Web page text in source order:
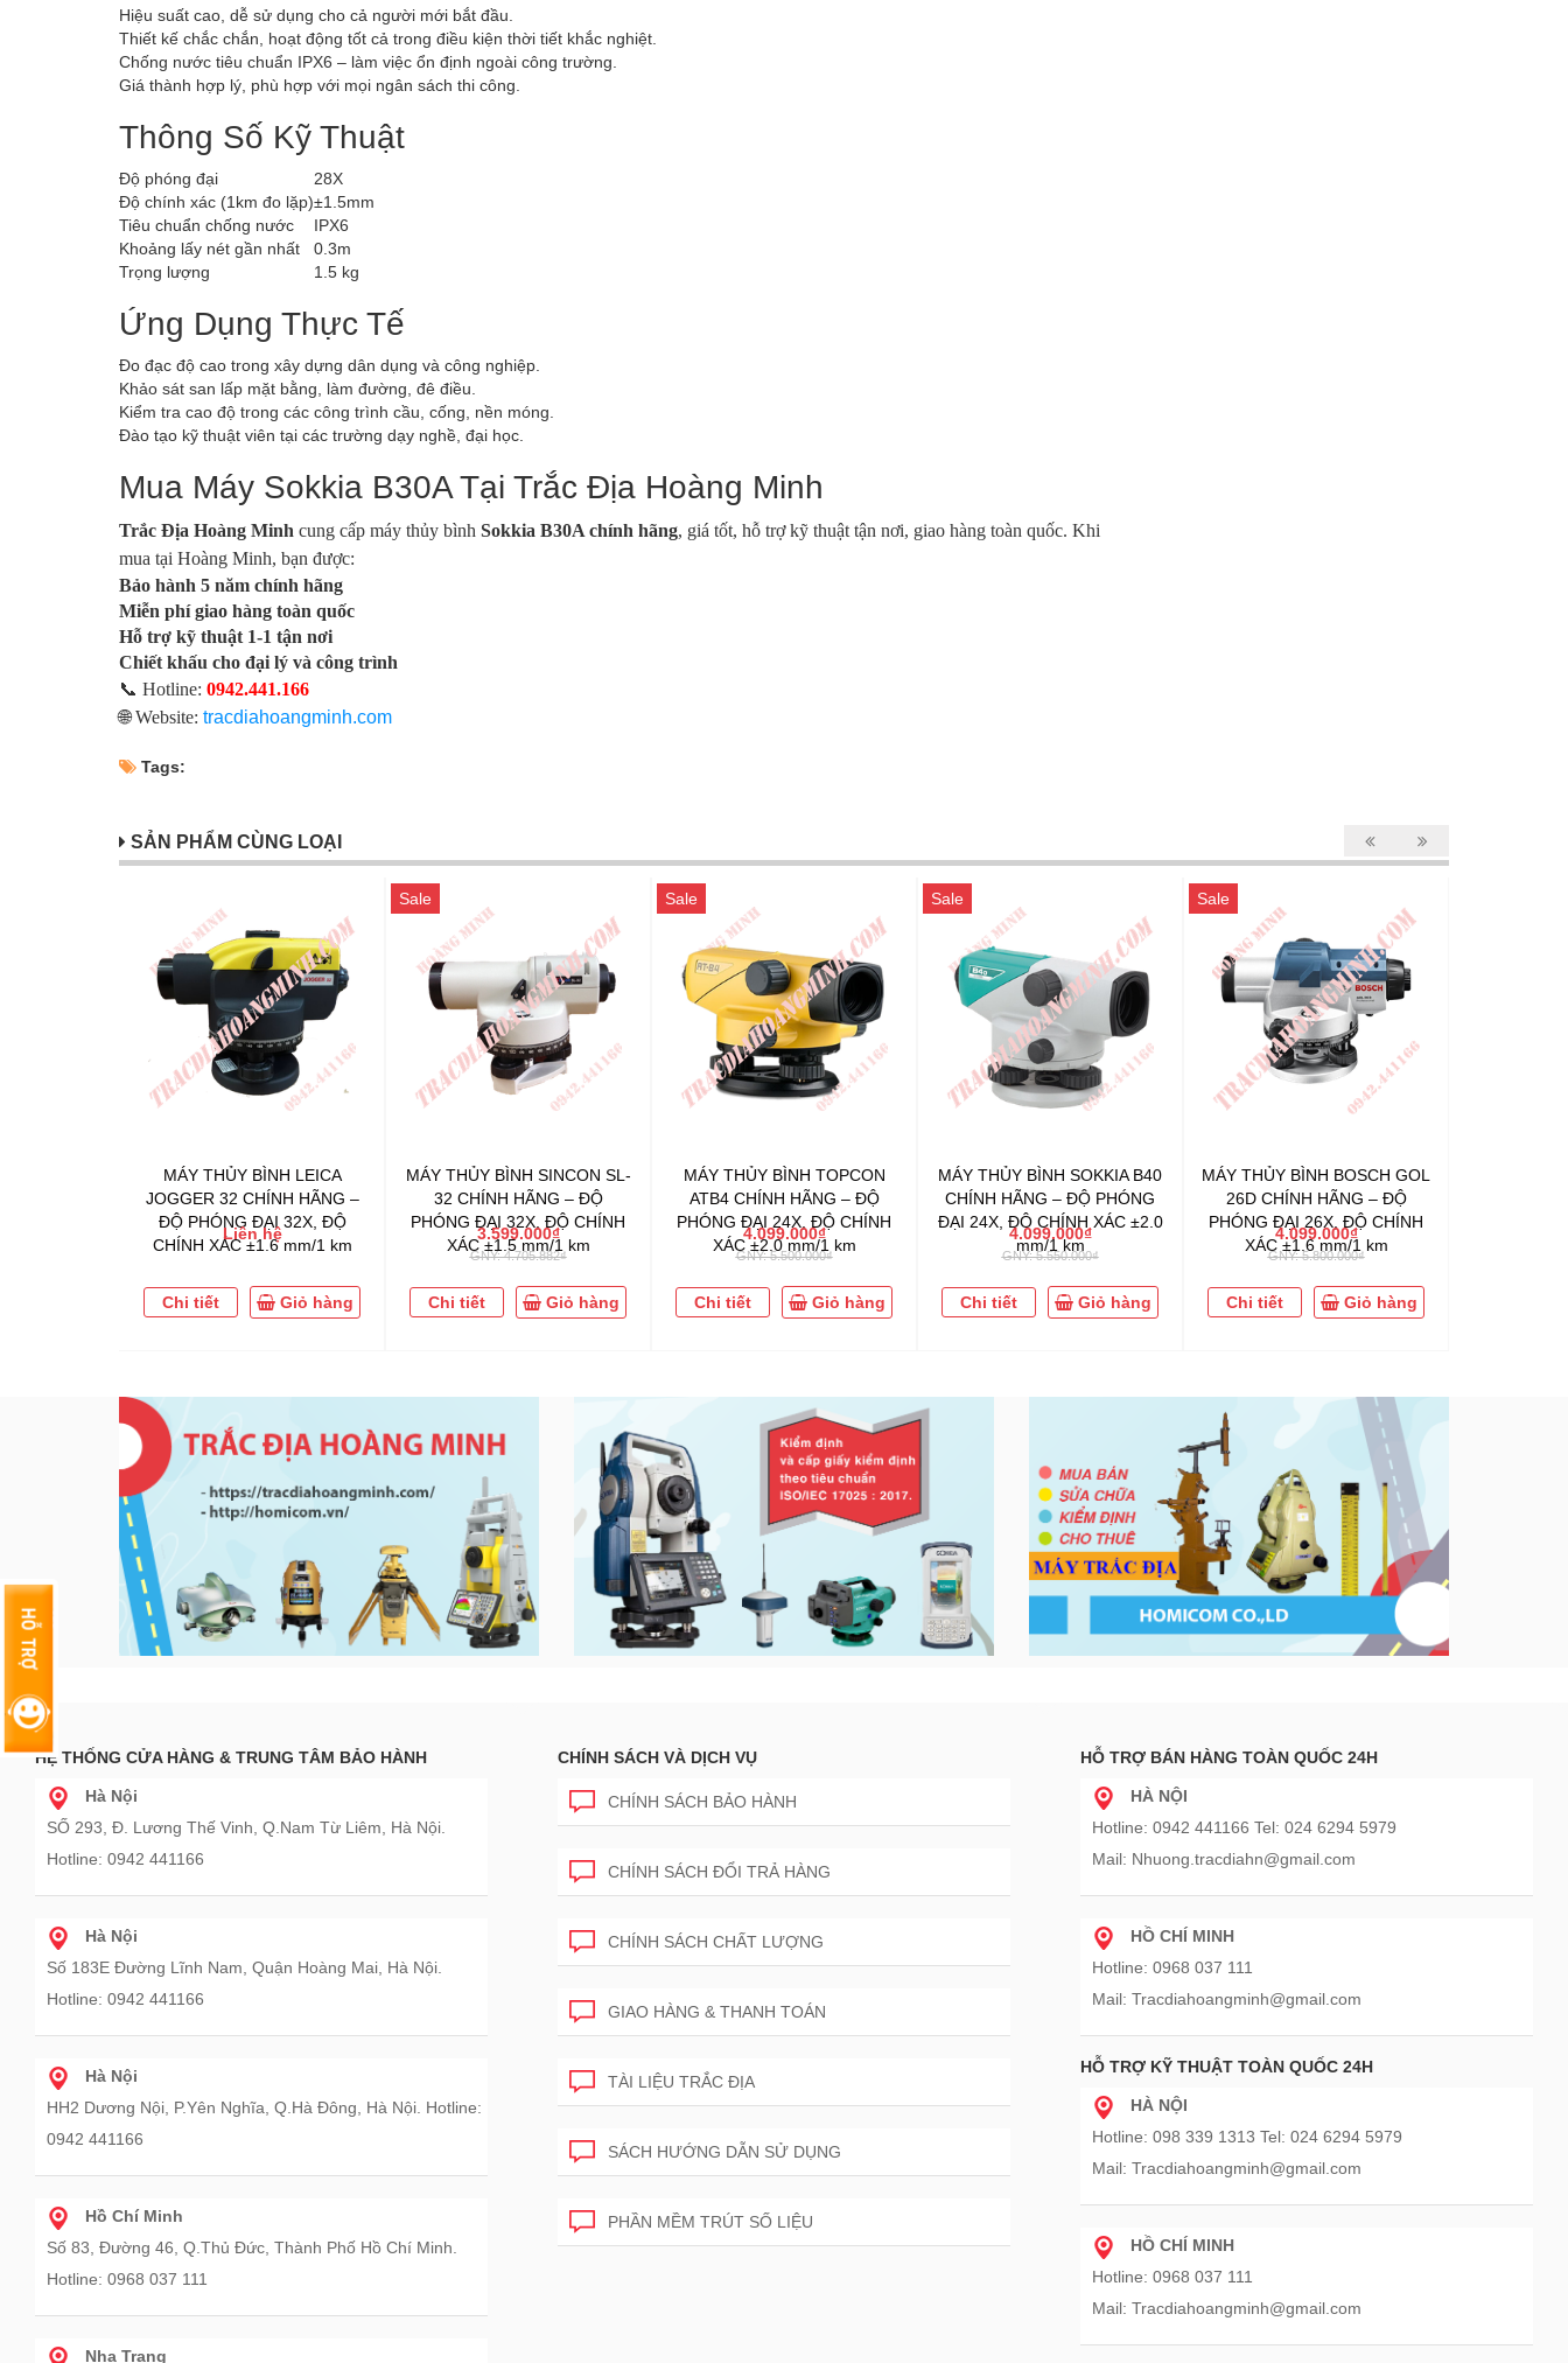
Hiệu suất cao, dễ sử dụng cho cả người mới bắt đầu.
Thiết kế chắc chắn, hoạt động tốt cả trong điều kiện thời tiết khắc nghiệt.
Chống nước tiêu chuẩn IPX6 – làm việc ổn định ngoài công trường.
Giá thành hợp lý, phù hợp với mọi ngân sách thi công.
Thông Số Kỹ Thuật
Độ phóng đại
28X
Độ chính xác (1km đo lặp)±1.5mm
Tiêu chuẩn chống nước
IPX6
Khoảng lấy nét gần nhất
0.3m
Trọng lượng
1.5 kg
Ứng Dụng Thực Tế
Đo đạc độ cao trong xây dựng dân dụng và công nghiệp.
Khảo sát san lấp mặt bằng, làm đường, đê điều.
Kiểm tra cao độ trong các công trình cầu, cống, nền móng.
Đào tạo kỹ thuật viên tại các trường dạy nghề, đại học.
Mua Máy Sokkia B30A Tại Trắc Địa Hoàng Minh
Trắc Địa Hoàng Minh cung cấp máy thủy bình Sokkia B30A chính hãng, giá tốt, hỗ trợ kỹ thuật tận nơi, giao hàng toàn quốc. Khi
mua tại Hoàng Minh, bạn được:
Bảo hành 5 năm chính hãng
Miễn phí giao hàng toàn quốc
Hỗ trợ kỹ thuật 1-1 tận nơi
Chiết khấu cho đại lý và công trình
📞 Hotline: 0942.441.166
🌐 Website: tracdiahoangminh.com
Tags:
SẢN PHẨM CÙNG LOẠI
MÁY THỦY BÌNH LEICA
JOGGER 32 CHÍNH HÃNG –
ĐỘ PHÓNG ĐẠI 32X, ĐỘ
CHÍNH XÁC ±1.6 mm/1 km
Liên hệ
Chi tiết Giỏ hàng
Sale
MÁY THỦY BÌNH SINCON SL-
32 CHÍNH HÃNG – ĐỘ
PHÓNG ĐẠI 32X, ĐỘ CHÍNH
XÁC ±1.5 mm/1 km
3.599.000₫
GNY: 4.705.882₫
Chi tiết Giỏ hàng
Sale
MÁY THỦY BÌNH TOPCON
ATB4 CHÍNH HÃNG – ĐỘ
PHÓNG ĐẠI 24X, ĐỘ CHÍNH
XÁC ±2.0 mm/1 km
4.099.000₫
GNY: 5.500.000₫
Chi tiết Giỏ hàng
Sale
MÁY THỦY BÌNH SOKKIA B40
CHÍNH HÃNG – ĐỘ PHÓNG
ĐẠI 24X, ĐỘ CHÍNH XÁC ±2.0
mm/1 km
4.099.000₫
GNY: 5.550.000₫
Chi tiết Giỏ hàng
Sale
MÁY THỦY BÌNH BOSCH GOL
26D CHÍNH HÃNG – ĐỘ
PHÓNG ĐẠI 26X, ĐỘ CHÍNH
XÁC ±1.6 mm/1 km
4.099.000₫
GNY: 5.800.000₫
Chi tiết Giỏ hàng
HỆ THỐNG CỬA HÀNG & TRUNG TÂM BẢO HÀNH
Hà Nội
SỐ 293, Đ. Lương Thế Vinh, Q.Nam Từ Liêm, Hà Nội.
Hotline: 0942 441166
Hà Nội
Số 183E Đường Lĩnh Nam, Quận Hoàng Mai, Hà Nội.
Hotline: 0942 441166
Hà Nội
HH2 Dương Nội, P.Yên Nghĩa, Q.Hà Đông, Hà Nội. Hotline:
0942 441166
Hồ Chí Minh
Số 83, Đường 46, Q.Thủ Đức, Thành Phố Hồ Chí Minh.
Hotline: 0968 037 111
Nha Trang
CHÍNH SÁCH VÀ DỊCH VỤ
CHÍNH SÁCH BẢO HÀNH
CHÍNH SÁCH ĐỔI TRẢ HÀNG
CHÍNH SÁCH CHẤT LƯỢNG
GIAO HÀNG & THANH TOÁN
TÀI LIỆU TRẮC ĐỊA
SÁCH HƯỚNG DẪN SỬ DỤNG
PHẦN MỀM TRÚT SỐ LIỆU
HỖ TRỢ BÁN HÀNG TOÀN QUỐC 24H
HÀ NỘI
Hotline: 0942 441166 Tel: 024 6294 5979
Mail: Nhuong.tracdiahn@gmail.com
HỒ CHÍ MINH
Hotline: 0968 037 111
Mail: Tracdiahoangminh@gmail.com
HỖ TRỢ KỸ THUẬT TOÀN QUỐC 24H
HÀ NỘI
Hotline: 098 339 1313 Tel: 024 6294 5979
Mail: Tracdiahoangminh@gmail.com
HỒ CHÍ MINH
Hotline: 0968 037 111
Mail: Tracdiahoangminh@gmail.com